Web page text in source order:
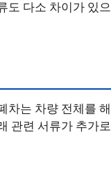
도 다소 차이가 있으
차는 차량 전체를 해
관련 서류가 추가로